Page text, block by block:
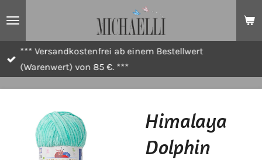
*** Versandkostenfrei ab einem Bestellwert
(Warenwert) von 85 €. ***
Himalaya
Dolphin